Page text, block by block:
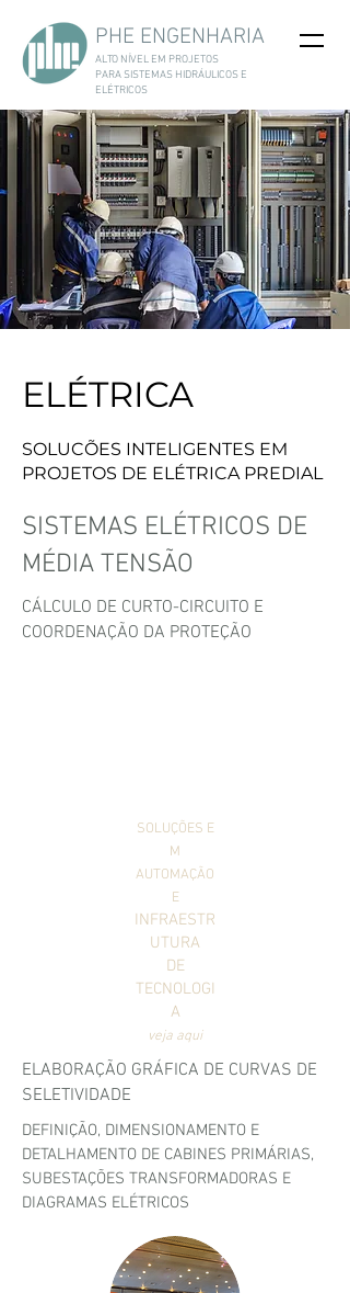
ALTO NÍVEL EM PROJETOS
PARA SISTEMAS HIDRÁULICOS E
ELÉTRICOS
PHE ENGENHARIA
ELÉTRICA
SOLUCÕES INTELIGENTES EM
PROJETOS DE ELÉTRICA PREDIAL
SISTEMAS ELÉTRICOS DE
MÉDIA TENSÃO
CÁLCULO DE CURTO-CIRCUITO E
COORDENAÇÃO DA PROTEÇÃO
SOLUÇÕES E
M
AUTOMAÇÃO
E
INFRAESTR
UTURA
DE
TECNOLOGI
A
veja aqui
ELABORAÇÃO GRÁFICA DE CURVAS DE
SELETIVIDADE
DEFINIÇÃO, DIMENSIONAMENTO E
DETALHAMENTO DE CABINES PRIMÁRIAS,
SUBESTAÇÕES TRANSFORMADORAS E
DIAGRAMAS ELÉTRICOS